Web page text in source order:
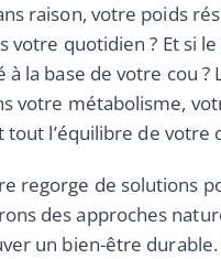
raison, votre poids
votre quotidien ? Et si
la base de votre cou
votre métabolisme,
tout l’équilibre de votre
regorge de solutions
des approches
un bien-être durable.